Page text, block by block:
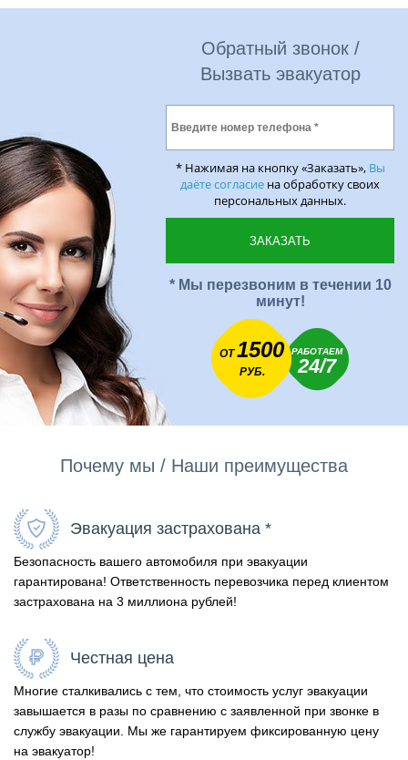
Обратный звонок /
Вызвать эвакуатор
* Нажимая на кнопку «Заказать», Вы
даёте согласие на обработку своих
персональных данных.
* Мы перезвоним в течении 10
минут!
ОТ1500
РУБ.
РАБОТАЕМ
24/7
Почему мы / Наши преимущества
Эвакуация застрахована *
Безопасность вашего автомобиля при эвакуации
гарантирована! Ответственность перевозчика перед клиентом
застрахована на 3 миллиона рублей!
Честная цена
Многие сталкивались с тем, что стоимость услуг эвакуации
завышается в разы по сравнению с заявленной при звонке в
службу эвакуации. Мы же гарантируем фиксированную цену
на эвакуатор!